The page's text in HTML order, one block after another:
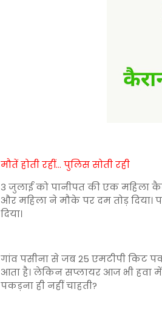
मौतें होती रहीं… पुलिस सोती रही
3 जुलाई को पानीपत की एक महिला
और महिला ने मौके पर दम तोड़
दिया।
गांव पसीना से जब 25 एमटीपी किट
आता है। लेकिन सप्लायर आज भी हवा में
पकड़ना ही नहीं चाहती?